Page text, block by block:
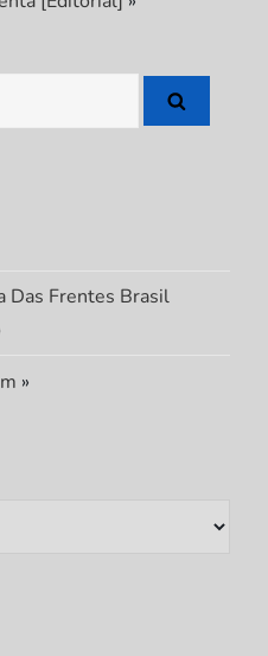
Das Frentes Brasil
»